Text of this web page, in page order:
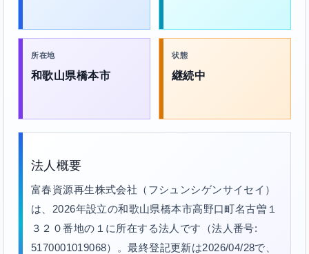
所在地
和歌山県橋本市
状態
継続中
法人概要
富春資源再生株式会社（フシュンシゲンサイセイ）
は、2026年設立の和歌山県橋本市高野口町名古曽１
３２０番地の１に所在する法人です（法人番号:
5170001019068）。最終登記更新は2026/04/28で、